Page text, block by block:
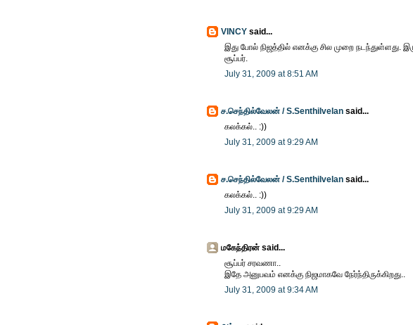
VINCY said...
இது போல் நிஜத்தில் எனக்கு சில முறை நடந்துள்ளது.
சூப்பர்.
July 31, 2009 at 8:51 AM
ச.செந்தில்வேலன் / S.Senthilvelan said...
கலக்கல்.. :))
July 31, 2009 at 9:29 AM
ச.செந்தில்வேலன் / S.Senthilvelan said...
கலக்கல்.. :))
July 31, 2009 at 9:29 AM
மகேந்திரன் said...
சூப்பர் சரவணா..
இதே அனுபவம் எனக்கு நிஜமாகவே நேர்ந்திருக்கிறது..
July 31, 2009 at 9:34 AM